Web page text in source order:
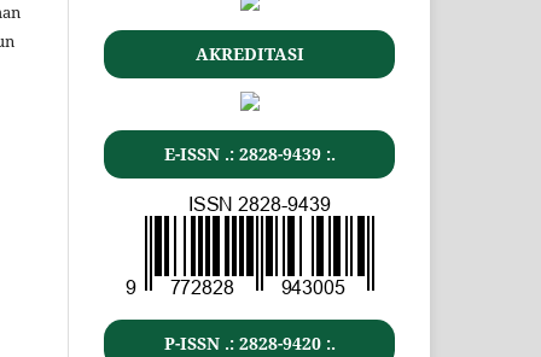
AKREDITASI
E-ISSN .: 2828-9439 :.
P-ISSN .: 2828-9420 :.